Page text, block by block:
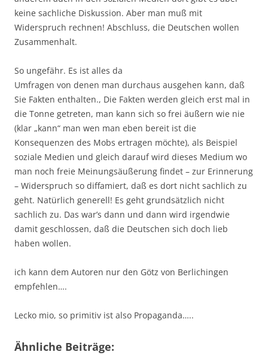
keine sachliche Diskussion. Aber man muß mit
Widerspruch rechnen! Abschluss, die Deutschen wollen
Zusammenhalt.
So ungefähr. Es ist alles da
Umfragen von denen man durchaus ausgehen kann, daß
Sie Fakten enthalten., Die Fakten werden gleich erst mal in
die Tonne getreten, man kann sich so frei äußern wie nie
(klar „kann“ man wen man eben bereit ist die
Konsequenzen des Mobs ertragen möchte), als Beispiel
soziale Medien und gleich darauf wird dieses Medium wo
man noch freie Meinungsäußerung findet – zur Erinnerung
– Widerspruch so diffamiert, daß es dort nicht sachlich zu
geht. Natürlich generell! Es geht grundsätzlich nicht
sachlich zu. Das war’s dann und dann wird irgendwie
damit geschlossen, daß die Deutschen sich doch lieb
haben wollen.
ich kann dem Autoren nur den Götz von Berlichingen
empfehlen….
Lecko mio, so primitiv ist also Propaganda…..
Ähnliche Beiträge: